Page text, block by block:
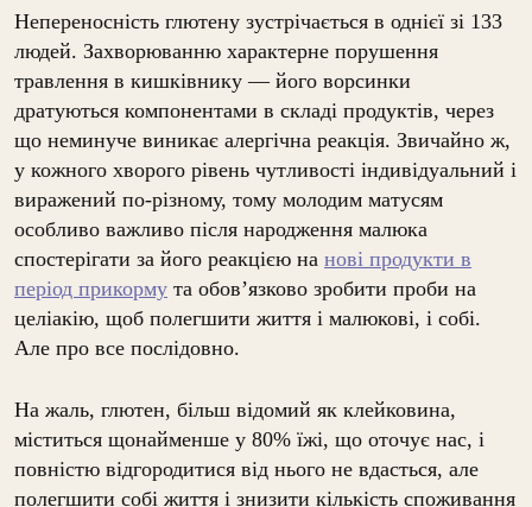
Непереносність глютену зустрічається в однієї зі 133
людей. Захворюванню характерне порушення
травлення в кишківнику — його ворсинки
дратуються компонентами в складі продуктів, через
що неминуче виникає алергічна реакція. Звичайно ж,
у кожного хворого рівень чутливості індивідуальний і
виражений по-різному, тому молодим матусям
особливо важливо після народження малюка
спостерігати за його реакцією на нові продукти в
період прикорму та обов’язково зробити проби на
целіакію, щоб полегшити життя і малюкові, і собі.
Але про все послідовно.
На жаль, глютен, більш відомий як клейковина,
міститься щонайменше у 80% їжі, що оточує нас, і
повністю відгородитися від нього не вдасться, але
полегшити собі життя і знизити кількість споживання